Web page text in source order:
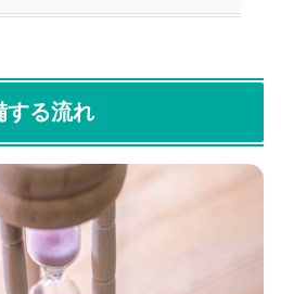
する流れ